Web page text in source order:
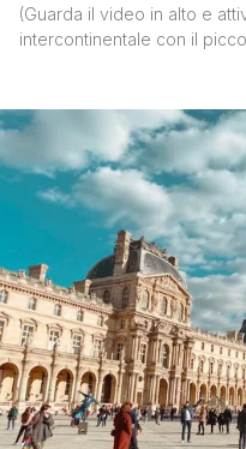
(Guarda il video in alto e
intercontinentale con il
di un bimbo di 9 mesi. La
la più [']